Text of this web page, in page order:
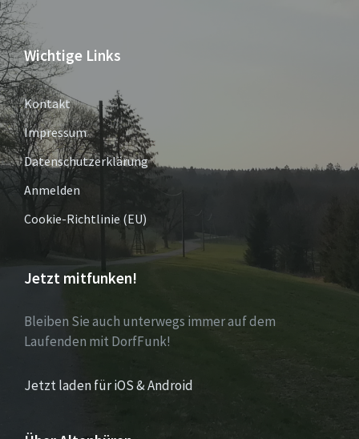
Wichtige Links
Kontakt
Impressum
Datenschutzerklärung
Anmelden
Cookie-Richtlinie (EU)
Jetzt mitfunken!
Bleiben Sie auch unterwegs immer auf dem
Laufenden mit DorfFunk!
Jetzt laden für iOS & Android